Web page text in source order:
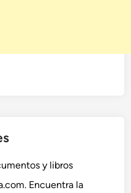
y libros
Encuentra la